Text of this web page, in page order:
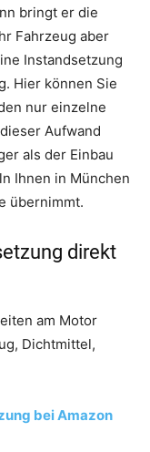
bringt er die
Fahrzeug aber
Instandsetzung
Hier können Sie
nur einzelne
Aufwand
als der Einbau
Ihnen in München
übernimmt.
direkt
am Motor
Dichtmittel,
bei Amazon